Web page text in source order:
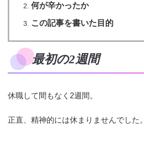
何が辛かったか
この記事を書いた目的
最初の2週間
休職して間もなく2週間。
正直、精神的には休まりませんでした。